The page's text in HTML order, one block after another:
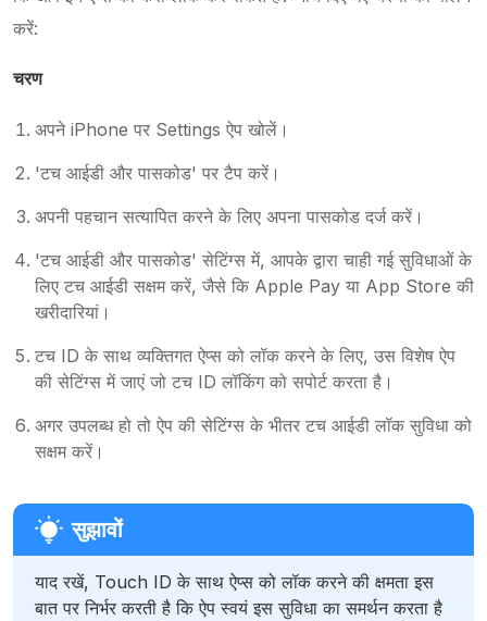
करें:
चरण
अपने iPhone पर Settings ऐप खोलें।
'टच आईडी और पासकोड' पर टैप करें।
अपनी पहचान सत्यापित करने के लिए अपना पासकोड दर्ज करें।
'टच आईडी और पासकोड' सेटिंग्स में, आपके द्वारा चाही गई सुविधाओं के
लिए टच आईडी सक्षम करें, जैसे कि Apple Pay या App Store की
खरीदारियां।
टच ID के साथ व्यक्तिगत ऐप्स को लॉक करने के लिए, उस विशेष ऐप
की सेटिंग्स में जाएं जो टच ID लॉकिंग को सपोर्ट करता है।
अगर उपलब्ध हो तो ऐप की सेटिंग्स के भीतर टच आईडी लॉक सुविधा को
सक्षम करें।
याद रखें, Touch ID के साथ ऐप्स को लॉक करने की क्षमता इस
बात पर निर्भर करती है कि ऐप स्वयं इस सुविधा का समर्थन करता है